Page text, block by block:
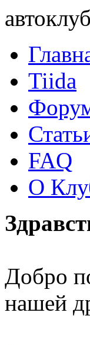
Tiida
FAQ
О
Добро
нашей